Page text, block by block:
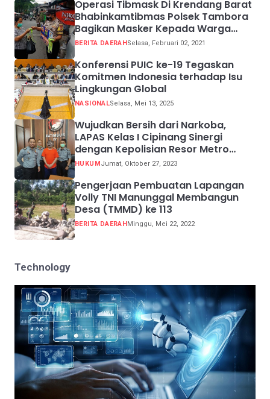
Operasi Tibmask Di Krendang Barat
Bhabinkamtibmas Polsek Tambora
Bagikan Masker Kepada Warga
Pelanggar Prokes
BERITA DAERAHSelasa, Februari 02, 2021
Konferensi PUIC ke-19 Tegaskan
Komitmen Indonesia terhadap Isu
Lingkungan Global
NASIONALSelasa, Mei 13, 2025
Wujudkan Bersih dari Narkoba,
LAPAS Kelas I Cipinang Sinergi
dengan Kepolisian Resor Metro
Jakarta Barat
HUKUMJumat, Oktober 27, 2023
Pengerjaan Pembuatan Lapangan
Volly TNI Manunggal Membangun
Desa (TMMD) ke 113
BERITA DAERAHMinggu, Mei 22, 2022
Technology